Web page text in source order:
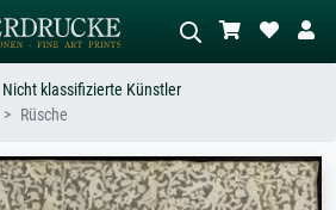
Beschreiben Sie die Szene – z.B. Grüne
Wiese, Abstrakt mit viel Rot, Dunkles
Nicht klassifizierte Künstler
Rüsche